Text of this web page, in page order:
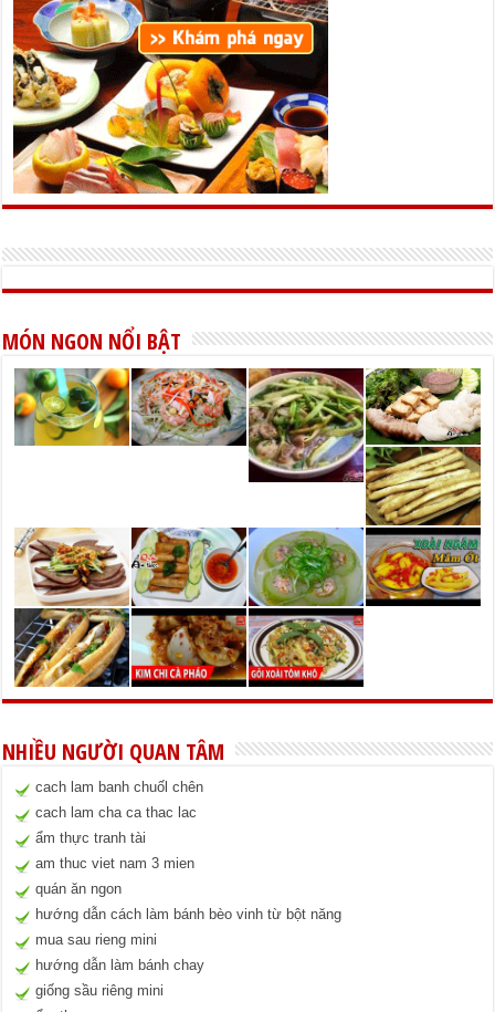
MÓN NGON NỔI BẬT
NHIỀU NGƯỜI QUAN TÂM
cach lam banh chuốl chên
cach lam cha ca thac lac
ẩm thực tranh tài
am thuc viet nam 3 mien
quán ăn ngon
hướng dẫn cách làm bánh bèo vinh từ bột năng
mua sau rieng mini
hướng dẫn làm bánh chay
giống sầu riêng mini